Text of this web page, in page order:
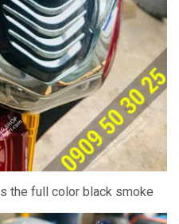
the full color black smoke